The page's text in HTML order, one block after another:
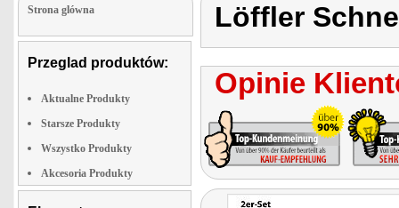
Strona glówna
Przeglad produktów:
Aktualne Produkty
Starsze Produkty
Wszystko Produkty
Akcesoria Produkty
Löffler
Opinie